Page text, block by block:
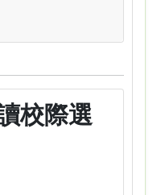
校際選